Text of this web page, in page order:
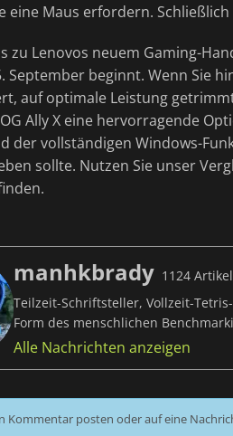
eine Maus erfordern.
zu Lenovos neuem Gaming-
September beginnt. Wenn Sie
auf optimale Leistung
Ally X eine hervorragende
der vollständigen Windows-
sollte. Nutzen Sie unser
manhkbrady 1124 Artikel
Teilzeit-Schriftsteller, Vollzeit-
Form des menschlichen
Alle Nachrichten anzeigen
Kommentar posten oder auf eine